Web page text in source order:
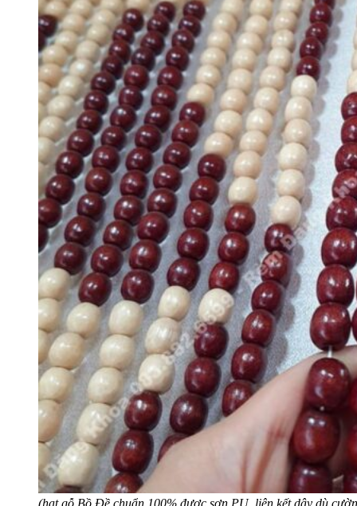
(hạt gỗ Bồ Đề chuẩn 100% được sơn PU, liên kết dây dù